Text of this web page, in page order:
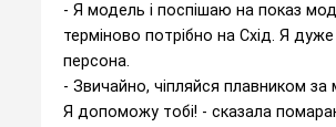
- Я модель і поспішаю на показ
терміново потрібно на Схід. Я
персона.
- Звичайно, чіпляйся плавником за
Я допоможу тобі! - сказала